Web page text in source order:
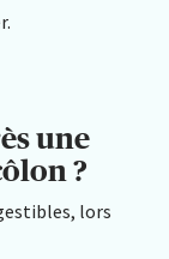
une
?
lors